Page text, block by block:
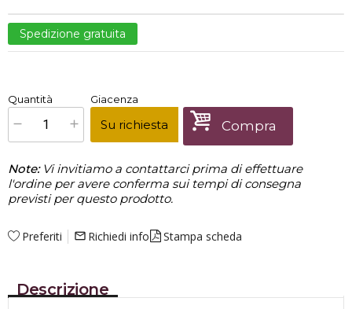
Spedizione gratuita
x1 Prezzo finale:€389,00
Quantità Giacenza
Su richiesta Compra
Note: Vi invitiamo a contattarci prima di effettuare
l'ordine per avere conferma sui tempi di consegna
previsti per questo prodotto.
Preferiti mail_outline Richiedi info Stampa scheda
Descrizione